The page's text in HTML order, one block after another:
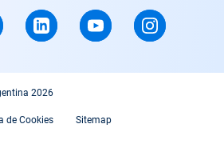
2026
de Cookies Sitemap